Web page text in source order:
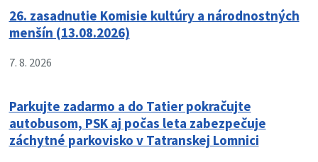
26. zasadnutie Komisie kultúry a národnostných
menšín (13.08.2026)
7. 8. 2026
Parkujte zadarmo a do Tatier pokračujte
autobusom, PSK aj počas leta zabezpečuje
záchytné parkovisko v Tatranskej Lomnici